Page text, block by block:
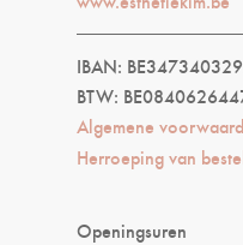
IBAN:
BTW:
Algemene
Herroeping van
Openingsuren